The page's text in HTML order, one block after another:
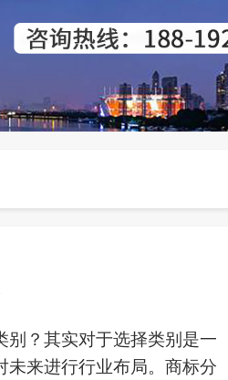
别 ？ 其实对于选择类别是一
未来进行行业布局。商标分